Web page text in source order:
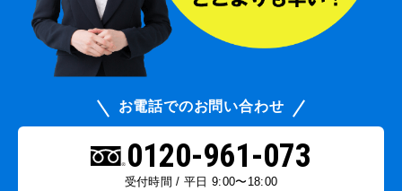
お電話でのお問い合わせ
0120-961-073
受付時間 / 平日 9:00〜18:00